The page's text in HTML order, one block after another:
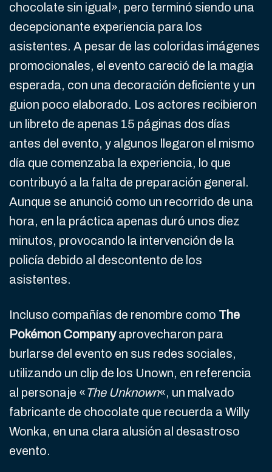
chocolate sin igual», pero terminó siendo una
decepcionante experiencia para los
asistentes. A pesar de las coloridas imágenes
promocionales, el evento careció de la magia
esperada, con una decoración deficiente y un
guion poco elaborado. Los actores recibieron
un libreto de apenas 15 páginas dos días
antes del evento, y algunos llegaron el mismo
día que comenzaba la experiencia, lo que
contribuyó a la falta de preparación general.
Aunque se anunció como un recorrido de una
hora, en la práctica apenas duró unos diez
minutos, provocando la intervención de la
policía debido al descontento de los
asistentes.
Incluso compañías de renombre como The
Pokémon Companyaprovecharon para
burlarse del evento en sus redes sociales,
utilizando un clip de los Unown, en referencia
al personaje «The Unknown«, un malvado
fabricante de chocolate que recuerda a Willy
Wonka, en una clara alusión al desastroso
evento.